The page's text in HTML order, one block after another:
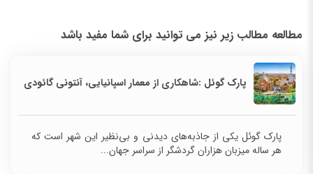
مطالعه مطالب زیر نیز می توانید برای شما مفید باشد
پارک گوئل :شاهکاری از معمار اسپانیایی، آنتونی گائودی
پارک گوئل یکی از جاذبه‌های دیدنی و بی‌نظیر این شهر است که
هر ساله میزبان هزاران گردشگر از سراسر جهان...